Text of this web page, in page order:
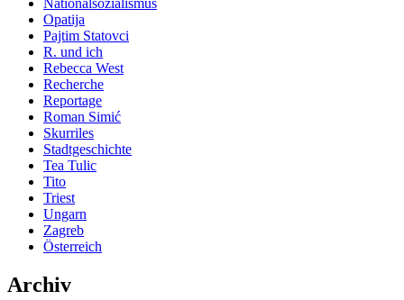
Opatija
Pajtim Statovci
R. und ich
Rebecca West
Recherche
Reportage
Roman Simić
Skurriles
Stadtgeschichte
Tea Tulic
Tito
Triest
Ungarn
Zagreb
Österreich
Archiv